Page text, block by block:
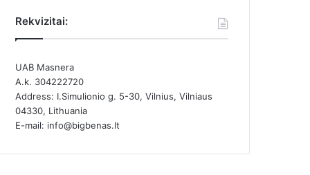
Rekvizitai:
UAB Masnera
A.k. 304222720
Address: I.Simulionio g. 5-30, Vilnius, Vilniaus
04330, Lithuania
E-mail: info@bigbenas.lt